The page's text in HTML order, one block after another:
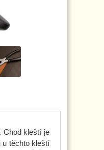
Chod kleští je
u těchto kleští